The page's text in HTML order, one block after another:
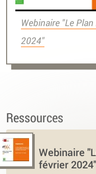
Webinaire "Le
2024"
Ressources
Webinaire
février 2024"